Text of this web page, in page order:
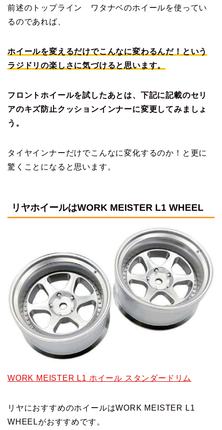
前述のトップライン ワタナベのホイールを使ってい
るのであれば、
ホイールを変えるだけでこんなに変わるんだ！という
ラジドリの楽しさに気づけると思います。
フロントホイールを試したあとは、下記に記載のセリ
アのキズ防止クッションインナーに変更してみましょ
う。
タイヤインナーだけでこんなに変化するのか！と更に
驚くことになると思います。
リヤホイールはWORK MEISTER L1 WHEEL
WORK MEISTER L1 ホイール スタンダードリム
リヤにおすすめのホイールはWORK MEISTER L1
WHEELがおすすめです。